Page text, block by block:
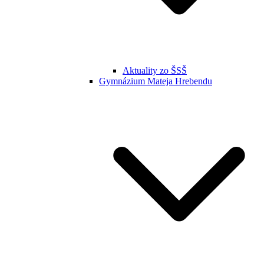
Aktuality zo ŠSŠ
Gymnázium Mateja Hrebendu